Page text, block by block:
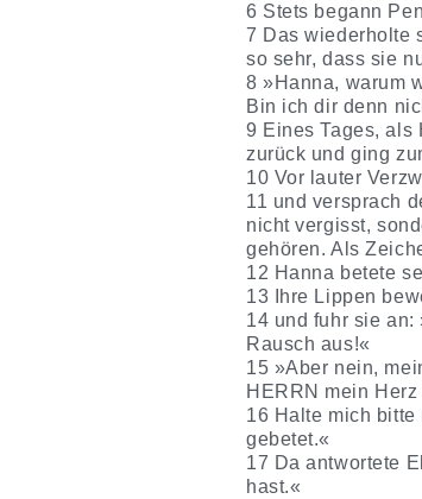
6 Stets begann
7 Das wiederholte
so sehr, dass sie
8 »Hanna, warum
Bin ich dir denn
9 Eines Tages, als
zurück und ging
10 Vor lauter
11 und versprach
nicht vergisst,
gehören. Als
12 Hanna betete
13 Ihre Lippen
14 und fuhr sie
Rausch aus!«
15 »Aber nein,
HERRN mein
16 Halte mich
gebetet.«
17 Da antwortete
hast.«